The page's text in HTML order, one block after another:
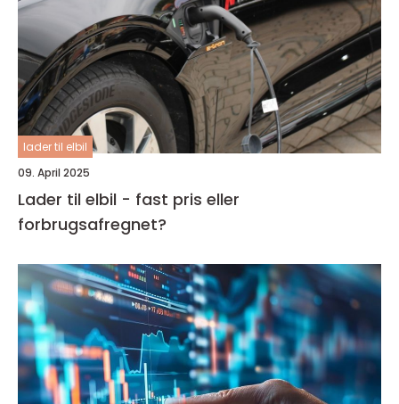
lader til elbil
09. April 2025
Lader til elbil - fast pris eller
forbrugsafregnet?